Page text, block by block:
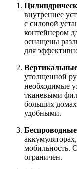
внутреннее
с силовой
контейнером
оснащены
для
утолщенной
необходимые
тканевыми
больших
удобными.
Беспроводные
мобильность.
ограничен.